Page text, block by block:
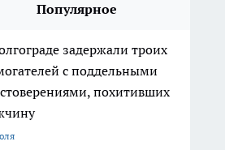
Популярное
задержали троих
с поддельными
похитивших